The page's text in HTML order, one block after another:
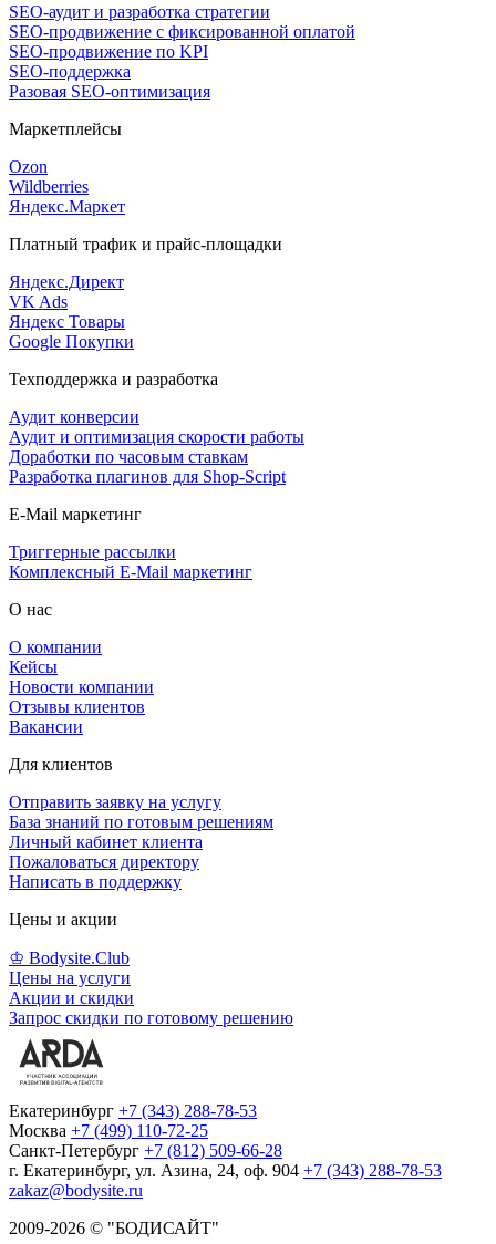
SEO-аудит и разработка стратегии
SEO-продвижение с фиксированной оплатой
SEO-продвижение по KPI
SEO-поддержка
Разовая SEO-оптимизация
Маркетплейсы
Ozon
Wildberries
Яндекс.Маркет
Платный трафик и прайс-площадки
Яндекс.Директ
VK Ads
Яндекс Товары
Google Покупки
Техподдержка и разработка
Аудит конверсии
Аудит и оптимизация скорости работы
Доработки по часовым ставкам
Разработка плагинов для Shop-Script
E-Mail маркетинг
Триггерные рассылки
Комплексный E-Mail маркетинг
О нас
О компании
Кейсы
Новости компании
Отзывы клиентов
Вакансии
Для клиентов
Отправить заявку на услугу
База знаний по готовым решениям
Личный кабинет клиента
Пожаловаться директору
Написать в поддержку
Цены и акции
♔ Bodysite.Club
Цены на услуги
Акции и скидки
Запрос скидки по готовому решению
Екатеринбург +7 (343) 288-78-53
Москва +7 (499) 110-72-25
Санкт-Петербург +7 (812) 509-66-28
г. Екатеринбург, ул. Азина, 24, оф. 904 +7 (343) 288-78-53
zakaz@bodysite.ru
2009-2026 © "БОДИСАЙТ"